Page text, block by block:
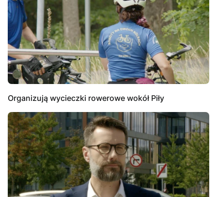
Organizują wycieczki rowerowe wokół Piły